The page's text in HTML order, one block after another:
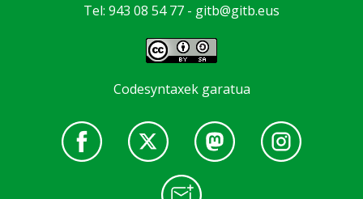
Tel: 943 08 54 77 - gitb@gitb.eus
Codesyntaxek garatua